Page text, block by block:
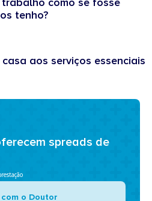
tenho?
aos serviços essenciais
spreads de
o Doutor